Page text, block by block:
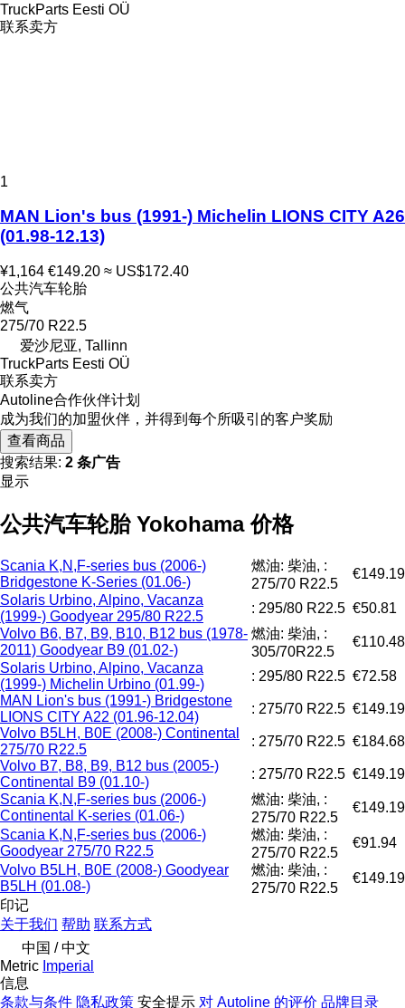
TruckParts Eesti OÜ
联系卖方
1
MAN Lion's bus (1991-) Michelin LIONS CITY A26
(01.98-12.13)
¥1,164 €149.20 ≈ US$172.40
公共汽车轮胎
燃气
275/70 R22.5
爱沙尼亚, Tallinn
TruckParts Eesti OÜ
联系卖方
Autoline合作伙伴计划
成为我们的加盟伙伴，并得到每个所吸引的客户奖励
查看商品
搜索结果: 2 条广告
显示
公共汽车轮胎 Yokohama 价格
Scania K,N,F-series bus (2006-)
Bridgestone K-Series (01.06-)
燃油: 柴油, :
275/70 R22.5
€149.19
Solaris Urbino, Alpino, Vacanza
(1999-) Goodyear 295/80 R22.5
: 295/80 R22.5 €50.81
Volvo B6, B7, B9, B10, B12 bus (1978-
2011) Goodyear B9 (01.02-)
燃油: 柴油, :
305/70R22.5
€110.48
Solaris Urbino, Alpino, Vacanza
(1999-) Michelin Urbino (01.99-)
: 295/80 R22.5 €72.58
MAN Lion's bus (1991-) Bridgestone
LIONS CITY A22 (01.96-12.04)
: 275/70 R22.5 €149.19
Volvo B5LH, B0E (2008-) Continental
275/70 R22.5
: 275/70 R22.5 €184.68
Volvo B7, B8, B9, B12 bus (2005-)
Continental B9 (01.10-)
: 275/70 R22.5 €149.19
Scania K,N,F-series bus (2006-)
Continental K-series (01.06-)
燃油: 柴油, :
275/70 R22.5
€149.19
Scania K,N,F-series bus (2006-)
Goodyear 275/70 R22.5
燃油: 柴油, :
275/70 R22.5
€91.94
Volvo B5LH, B0E (2008-) Goodyear
B5LH (01.08-)
燃油: 柴油, :
275/70 R22.5
€149.19
印记
关于我们 帮助 联系方式
中国 / 中文
Metric Imperial
信息
条款与条件 隐私政策 安全提示 对 Autoline 的评价 品牌目录